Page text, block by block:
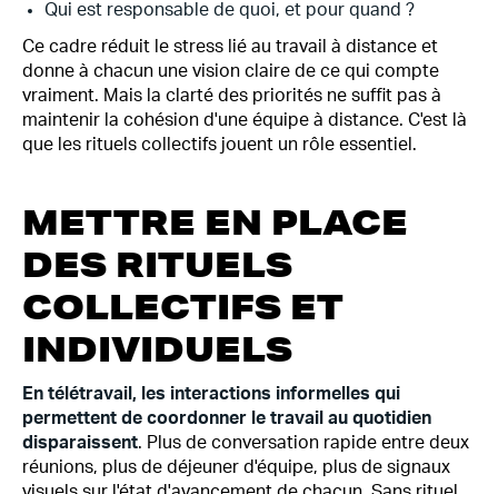
Qui est responsable de quoi, et pour quand ?
Ce cadre réduit le stress lié au travail à distance et
donne à chacun une vision claire de ce qui compte
vraiment. Mais la clarté des priorités ne suffit pas à
maintenir la cohésion d'une équipe à distance. C'est là
que les rituels collectifs jouent un rôle essentiel.
METTRE EN PLACE
DES RITUELS
COLLECTIFS ET
INDIVIDUELS
En télétravail, les interactions informelles qui
permettent de coordonner le travail au quotidien
disparaissent. Plus de conversation rapide entre deux
réunions, plus de déjeuner d'équipe, plus de signaux